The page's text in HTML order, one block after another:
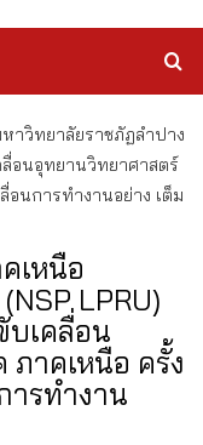
าวิทยาลัยราชภัฏลำปาง
ลื่อนอุทยานวิทยาศาสตร์
นการทำงานอย่าง เต็ม
เหนือ
LPRU)
บเคลื่อน
าคเหนือ ครั้ง
รทำงาน